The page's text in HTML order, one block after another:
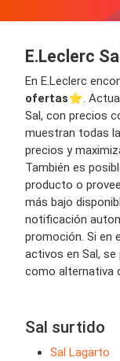
E.Leclerc
En E.Leclerc
ofertas⭐️.
Sal, con precios
muestran todas
precios y
También es
producto o
más bajo
notificación
promoción. Si en
activos en Sal,
como alternativa
Sal surtido
Sal Lagarto